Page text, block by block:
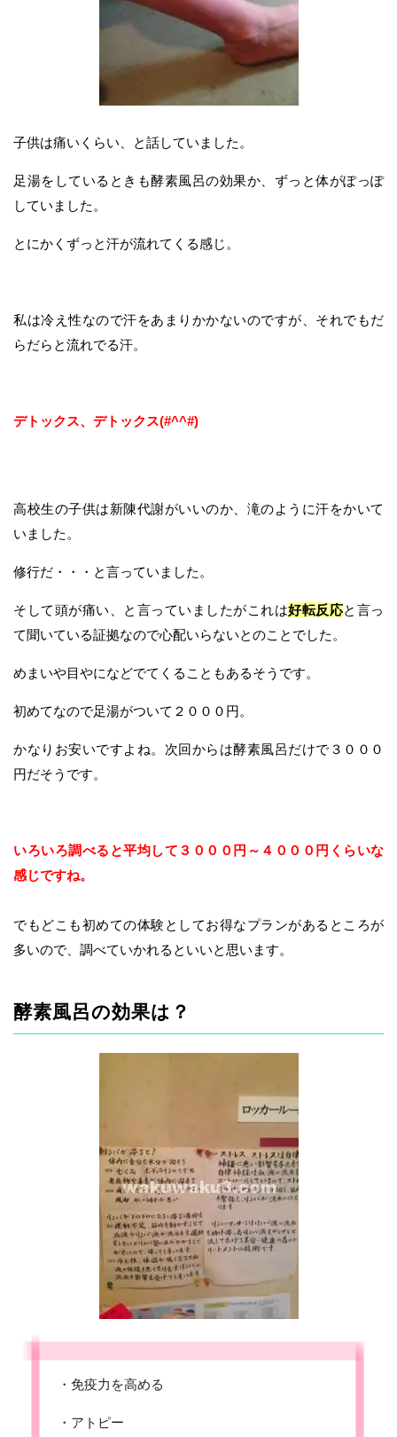
子供は痛いくらい、と話していました。
足湯をしているときも酵素風呂の効果か、ずっと体がぽっぽ
していました。
とにかくずっと汗が流れてくる感じ。
私は冷え性なので汗をあまりかかないのですが、それでもだ
らだらと流れでる汗。
デトックス、デトックス(#^^#)
高校生の子供は新陳代謝がいいのか、滝のように汗をかいて
いました。
修行だ・・・と言っていました。
そして頭が痛い、と言っていましたがこれは好転反応と言っ
て聞いている証拠なので心配いらないとのことでした。
めまいや目やになどでてくることもあるそうです。
初めてなので足湯がついて２０００円。
かなりお安いですよね。次回からは酵素風呂だけで３０００
円だそうです。
いろいろ調べると平均して３０００円～４０００円くらいな
感じですね。
でもどこも初めての体験としてお得なプランがあるところが
多いので、調べていかれるといいと思います。
酵素風呂の効果は？
・免疫力を高める
・アトピー